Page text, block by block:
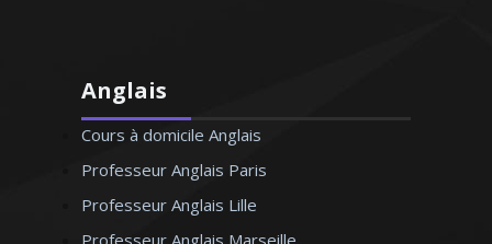
Anglais
Cours à domicile Anglais
Professeur Anglais Paris
Professeur Anglais Lille
Professeur Anglais Marseille